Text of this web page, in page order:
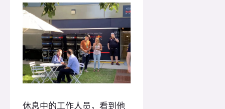
休息中的工作人员，看到他